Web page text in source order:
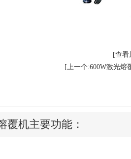
[查看
[上一个:600W激光熔
覆机主要功能：